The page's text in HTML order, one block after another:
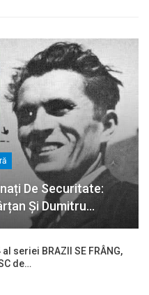
De Securitate:
Și Dumitru…
seriei BRAZII SE FRÂNG,
de…